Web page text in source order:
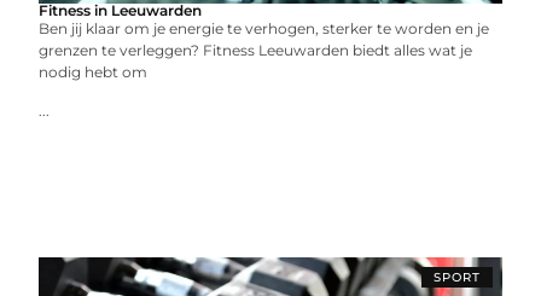
Fitness in Leeuwarden
Ben jij klaar om je energie te verhogen, sterker te worden en je
grenzen te verleggen? Fitness Leeuwarden biedt alles wat je
nodig hebt om
...
SPORT